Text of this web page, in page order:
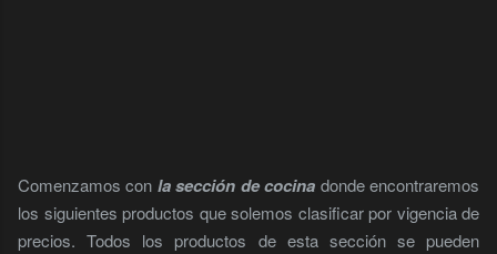
Comenzamos con la sección de cocina donde encontraremos
los siguientes productos que solemos clasificar por vigencia de
precios. Todos los productos de esta sección se pueden